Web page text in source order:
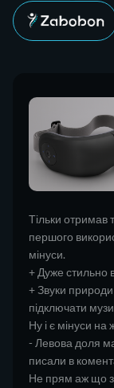
Тільки отримав
першого
мінуси.
+ Дуже стильно
+ Звуки
підключати
Ну і є мінуси на
- Левова доля
писали в
Не прям аж що